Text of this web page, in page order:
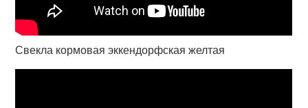
Свекла кормовая эккендорфская желтая